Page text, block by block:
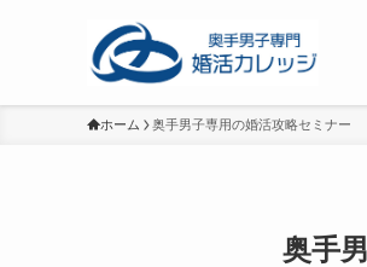
ホーム 奥手男子専用の婚活攻略セミナー
奥手